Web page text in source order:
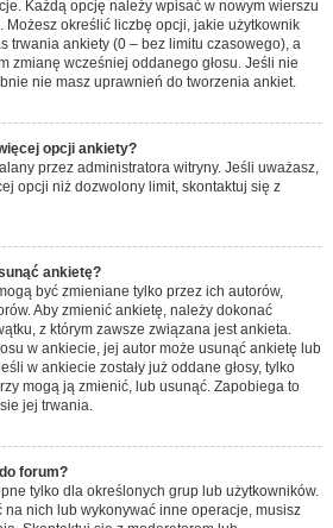
Każdą opcję należy wpisać w nowym wierszu
określić liczbę opcji, jakie użytkownik
trwania ankiety (0 – bez limitu czasowego), a
zmianę wcześniej oddanego głosu. Jeśli nie
nie masz uprawnień do tworzenia ankiet.
opcji ankiety?
przez administratora witryny. Jeśli uważasz,
opcji niż dozwolony limit, skontaktuj się z
ankietę?
być zmieniane tylko przez ich autorów,
Aby zmienić ankietę, należy dokonać
z którym zawsze związana jest ankieta.
w ankiecie, jej autor może usunąć ankietę lub
w ankiecie zostały już oddane głosy, tylko
mogą ją zmienić, lub usunąć. Zapobiega to
jej trwania.
forum?
tylko dla określonych grup lub użytkowników.
na nich lub wykonywać inne operacje, musisz